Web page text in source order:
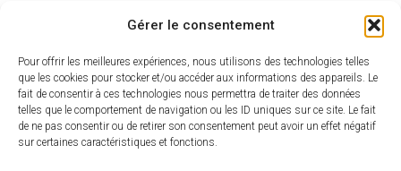
Gérer le consentement
Pour offrir les meilleures expériences, nous utilisons des technologies telles
que les cookies pour stocker et/ou accéder aux informations des appareils. Le
fait de consentir à ces technologies nous permettra de traiter des données
telles que le comportement de navigation ou les ID uniques sur ce site. Le fait
de ne pas consentir ou de retirer son consentement peut avoir un effet négatif
sur certaines caractéristiques et fonctions.
conseils pour l'aménagement de vos balcons,
terrasses et jardins, locations décors mariage,
Show room photo mariage.
Contact : Keltoum Khodri
Pensez à passer votre commande 24h à